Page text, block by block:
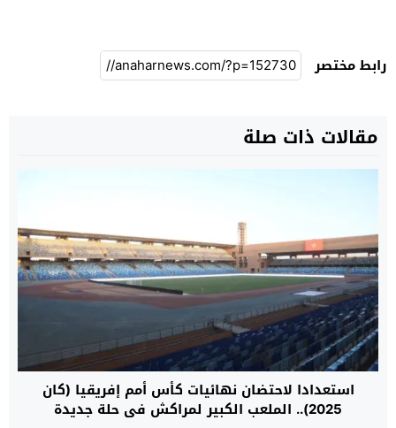
رابط مختصر
مقالات ذات صلة
استعدادا لاحتضان نهائيات كأس أمم إفريقيا (كان
2025).. الملعب الكبير لمراكش في حلة جديدة